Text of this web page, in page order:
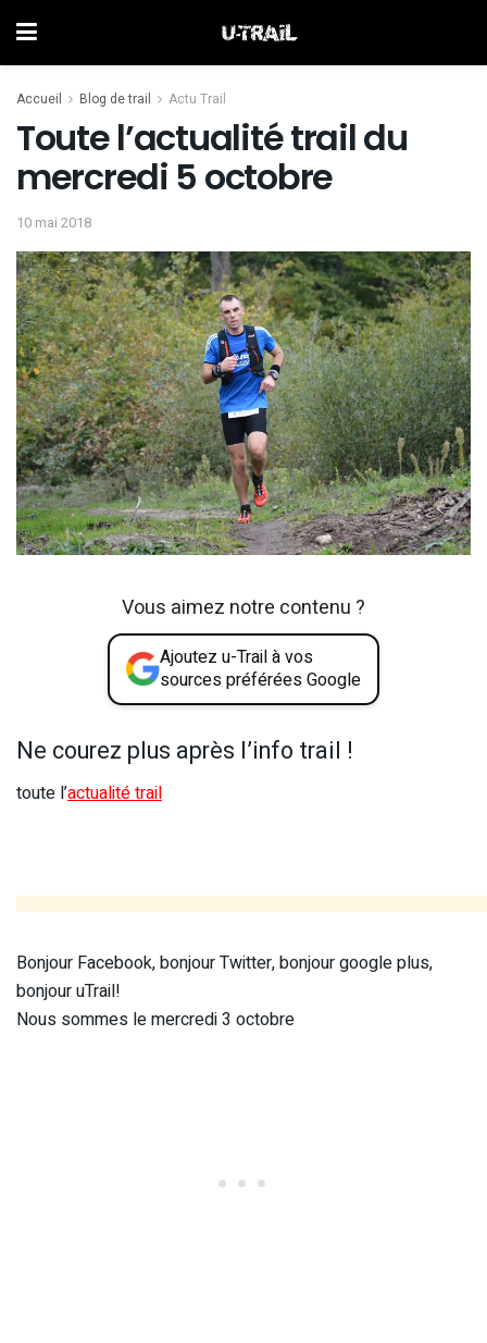
Accueil Blog de trail Actu Trail
Toute l’actualité trail du
mercredi 5 octobre
10 mai 2018
Vous aimez notre contenu ?
Ajoutez u-Trail à vos
sources préférées Google
Ne courez plus après l’info trail !
toute l’actualité trail
Bonjour Facebook, bonjour Twitter, bonjour google plus,
bonjour uTrail!
Nous sommes le mercredi 3 octobre